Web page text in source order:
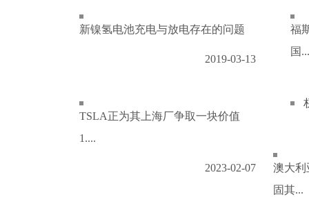
新镍氢电池充电与放电存在的问题
2019-03-13
福
国
TSLA正为其上海厂争取一块价值
1....
2023-02-07
澳大利
固其...